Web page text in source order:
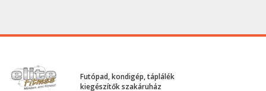
Futópad, kondigép, táplálék
kiegészítők szakáruház